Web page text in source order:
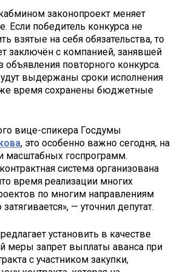
законопроект меняет
Если победитель конкурса не
взятые на себя обязательства, то
заключён с компанией, занявшей
объявления повторного конкурса.
выдержаны сроки исполнения
время сохранены бюджетные
вице-спикера Госдумы
, это особенно важно сегодня, на
масштабных госпрограмм.
система организована
время реализации многих
по многим направлениям
— уточнил депутат.
установить в качестве
меры запрет выплаты аванса при
с участником закупки,